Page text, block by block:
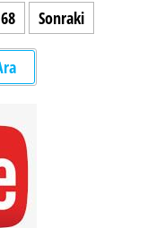
68
Sonraki